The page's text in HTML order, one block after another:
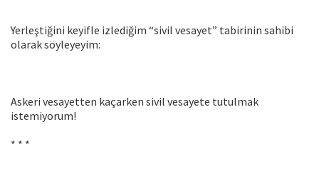
Yerleştiğini keyifle izlediğim “sivil vesayet” tabirinin sahibi
olarak söyleyeyim:
Askeri vesayetten kaçarken sivil vesayete tutulmak
istemiyorum!
* * *